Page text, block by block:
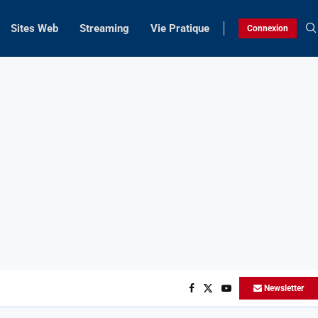
Sites Web Streaming Vie Pratique Connexion
Newsletter